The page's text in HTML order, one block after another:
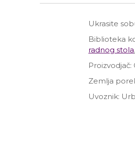
Ukrasite
Biblioteka
radnog stola.
Proizvodjač:
Zemlja
Uvoznik: